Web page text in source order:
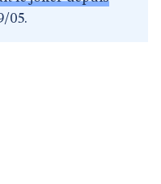
05.